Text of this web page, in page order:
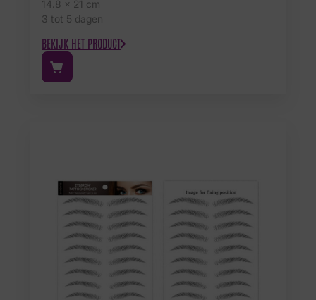
14.8 x 21 cm
3 tot 5 dagen
BEKIJK HET PRODUCT